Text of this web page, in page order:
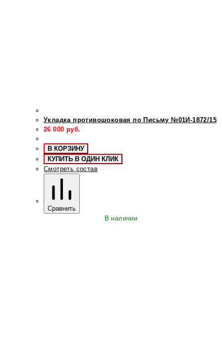
Укладка противошоковая по Письму №01И-1872/15
26 000 руб.
В КОРЗИНУ
КУПИТЬ В ОДИН КЛИК
Смотреть состав
Сравнить
В наличии